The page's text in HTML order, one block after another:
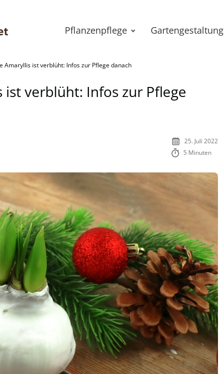
Pflanzenpflege Gartengestaltung
Amaryllis ist verblüht: Infos zur Pflege danach
ist verblüht: Infos zur Pflege
25. Juli 2022
5 Minuten